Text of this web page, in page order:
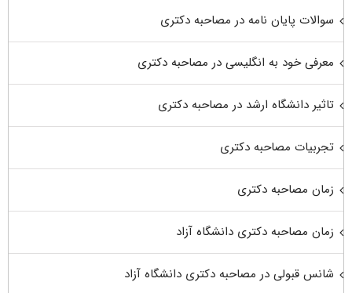
سوالات پایان نامه در مصاحبه دکتری
معرفی خود به انگلیسی در مصاحبه دکتری
تاثیر دانشگاه ارشد در مصاحبه دکتری
تجربیات مصاحبه دکتری
زمان مصاحبه دکتری
زمان مصاحبه دکتری دانشگاه آزاد
شانس قبولی در مصاحبه دکتری دانشگاه آزاد